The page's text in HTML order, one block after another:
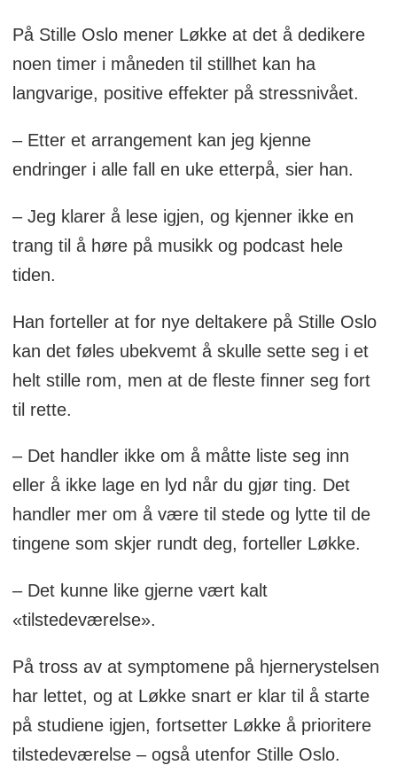
På Stille Oslo mener Løkke at det å dedikere
noen timer i måneden til stillhet kan ha
langvarige, positive effekter på stressnivået.
– Etter et arrangement kan jeg kjenne
endringer i alle fall en uke etterpå, sier han.
– Jeg klarer å lese igjen, og kjenner ikke en
trang til å høre på musikk og podcast hele
tiden.
Han forteller at for nye deltakere på Stille Oslo
kan det føles ubekvemt å skulle sette seg i et
helt stille rom, men at de fleste finner seg fort
til rette.
– Det handler ikke om å måtte liste seg inn
eller å ikke lage en lyd når du gjør ting. Det
handler mer om å være til stede og lytte til de
tingene som skjer rundt deg, forteller Løkke.
– Det kunne like gjerne vært kalt
«tilstedeværelse».
På tross av at symptomene på hjernerystelsen
har lettet, og at Løkke snart er klar til å starte
på studiene igjen, fortsetter Løkke å prioritere
tilstedeværelse – også utenfor Stille Oslo.